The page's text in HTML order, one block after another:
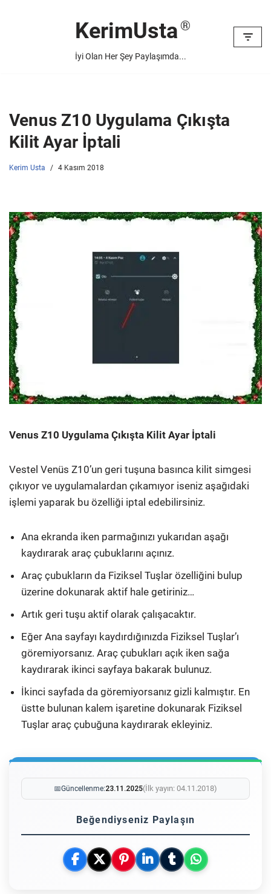
KerimUsta
İyi Olan Her Şey Paylaşımda...
Venus Z10 Uygulama Çıkışta
Kilit Ayar İptali
Kerim Usta 4 Kasım 2018
Venus Z10 Uygulama Çıkışta Kilit Ayar İptali
Vestel Venüs Z10’un geri tuşuna basınca kilit simgesi
çıkıyor ve uygulamalardan çıkamıyor iseniz aşağıdaki
işlemi yaparak bu özelliği iptal edebilirsiniz.
Ana ekranda iken parmağınızı yukarıdan aşağı
kaydırarak araç çubuklarını açınız.
Araç çubukların da Fiziksel Tuşlar özelliğini bulup
üzerine dokunarak aktif hale getiriniz…
Artık geri tuşu aktif olarak çalışacaktır.
Eğer Ana sayfayı kaydırdığınızda Fiziksel Tuşlar’ı
göremiyorsanız. Araç çubukları açık iken sağa
kaydırarak ikinci sayfaya bakarak bulunuz.
İkinci sayfada da göremiyorsanız gizli kalmıştır. En
üstte bulunan kalem işaretine dokunarak Fiziksel
Tuşlar araç çubuğuna kaydırarak ekleyiniz.
📅Güncellenme:23.11.2025(İlk yayın: 04.11.2018)
Beğendiyseniz Paylaşın